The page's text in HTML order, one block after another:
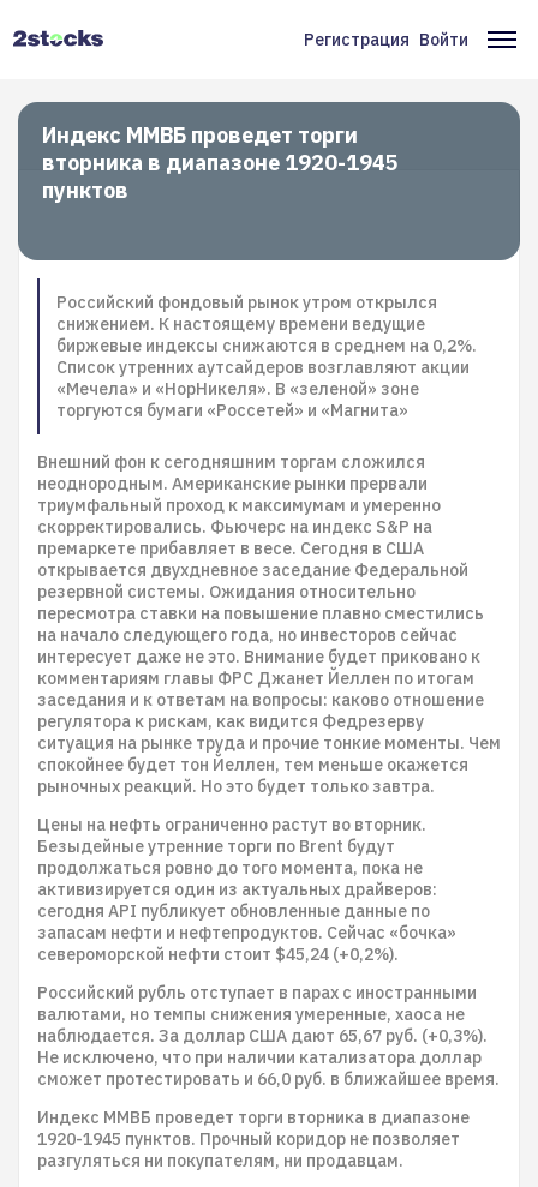
Меню
учётной
записи
пользователя
Регистрация Войти
Индекс ММВБ проведет торги
вторника в диапазоне 1920-1945
пунктов
Российский фондовый рынок утром открылся
снижением. К настоящему времени ведущие
биржевые индексы снижаются в среднем на 0,2%.
Список утренних аутсайдеров возглавляют акции
«Мечела» и «НорНикеля». В «зеленой» зоне
торгуются бумаги «Россетей» и «Магнита»
Внешний фон к сегодняшним торгам сложился
неоднородным. Американские рынки прервали
триумфальный проход к максимумам и умеренно
скорректировались. Фьючерс на индекс S&P на
премаркете прибавляет в весе. Сегодня в США
открывается двухдневное заседание Федеральной
резервной системы. Ожидания относительно
пересмотра ставки на повышение плавно сместились
на начало следующего года, но инвесторов сейчас
интересует даже не это. Внимание будет приковано к
комментариям главы ФРС Джанет Йеллен по итогам
заседания и к ответам на вопросы: каково отношение
регулятора к рискам, как видится Федрезерву
ситуация на рынке труда и прочие тонкие моменты. Чем
спокойнее будет тон Йеллен, тем меньше окажется
рыночных реакций. Но это будет только завтра.
Цены на нефть ограниченно растут во вторник.
Безыдейные утренние торги по Brent будут
продолжаться ровно до того момента, пока не
активизируется один из актуальных драйверов:
сегодня API публикует обновленные данные по
запасам нефти и нефтепродуктов. Сейчас «бочка»
североморской нефти стоит $45,24 (+0,2%).
Российский рубль отступает в парах с иностранными
валютами, но темпы снижения умеренные, хаоса не
наблюдается. За доллар США дают 65,67 руб. (+0,3%).
Не исключено, что при наличии катализатора доллар
сможет протестировать и 66,0 руб. в ближайшее время.
Индекс ММВБ проведет торги вторника в диапазоне
1920-1945 пунктов. Прочный коридор не позволяет
разгуляться ни покупателям, ни продавцам.